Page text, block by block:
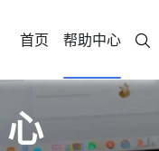
首页 帮助中心